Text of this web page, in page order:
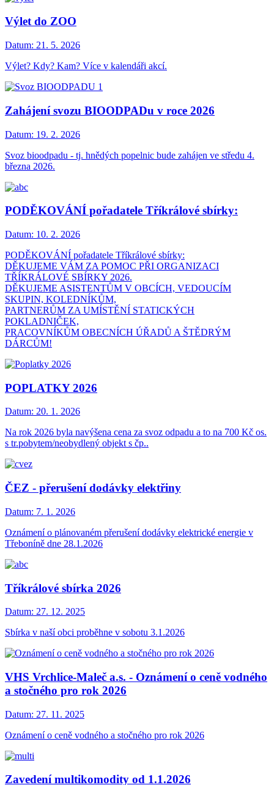
Výlet do ZOO
Datum: 21. 5. 2026
Výlet? Kdy? Kam? Více v kalendáři akcí.
Zahájení svozu BIOODPADu v roce 2026
Datum: 19. 2. 2026
Svoz bioodpadu - tj. hnědých popelnic bude zahájen ve středu 4.
března 2026.
PODĚKOVÁNÍ pořadatele Tříkrálové sbírky:
Datum: 10. 2. 2026
PODĚKOVÁNÍ pořadatele Tříkrálové sbírky:
DĚKUJEME VÁM ZA POMOC PŘI ORGANIZACI
TŘÍKRÁLOVÉ SBÍRKY 2026.
DĚKUJEME ASISTENTŮM V OBCÍCH, VEDOUCÍM
SKUPIN, KOLEDNÍKŮM,
PARTNERŮM ZA UMÍSTĚNÍ STATICKÝCH
POKLADNIČEK,
PRACOVNÍKŮM OBECNÍCH ÚŘADŮ A ŠTĚDRÝM
DÁRCŮM!
POPLATKY 2026
Datum: 20. 1. 2026
Na rok 2026 byla navýšena cena za svoz odpadu a to na 700 Kč os.
s tr.pobytem/neobydlený objekt s čp..
ČEZ - přerušení dodávky elektřiny
Datum: 7. 1. 2026
Oznámení o plánovaném přerušení dodávky elektrické energie v
Třeboníně dne 28.1.2026
Tříkrálové sbírka 2026
Datum: 27. 12. 2025
Sbírka v naší obci proběhne v sobotu 3.1.2026
VHS Vrchlice-Maleč a.s. - Oznámení o ceně vodného
a stočného pro rok 2026
Datum: 27. 11. 2025
Oznámení o ceně vodného a stočného pro rok 2026
Zavedení multikomodity od 1.1.2026